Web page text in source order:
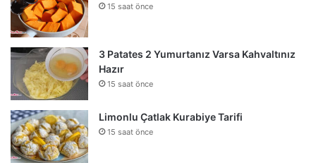
15 saat önce
3 Patates 2 Yumurtanız Varsa Kahvaltınız
Hazır
15 saat önce
Limonlu Çatlak Kurabiye Tarifi
15 saat önce